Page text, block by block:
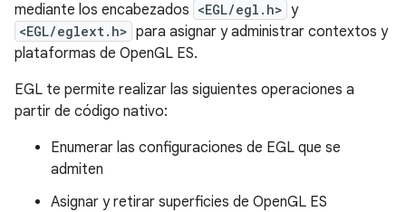
mediante los encabezados <EGL/egl.h> y
<EGL/eglext.h> para asignar y administrar contextos y
plataformas de OpenGL ES.
EGL te permite realizar las siguientes operaciones a
partir de código nativo:
Enumerar las configuraciones de EGL que se
admiten
Asignar y retirar superficies de OpenGL ES